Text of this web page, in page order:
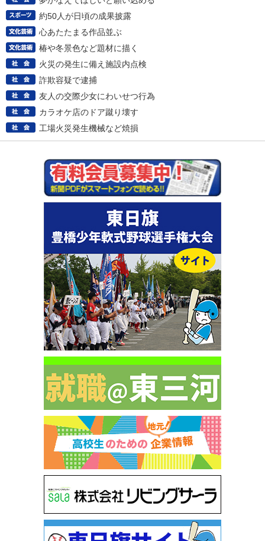
約50人が日頃の成果披露
心あたたまる作品並ぶ
椿や冬景色など題材に描く
火災の発生に備え施設内点検
詐欺容疑で逮捕
友人の交際少女にわいせつ行為
カラオケ店のドア蹴り壊す
工場火災発生機械など焼損